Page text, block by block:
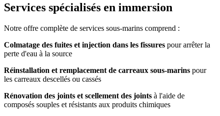
Services spécialisés en immersion
Notre offre complète de services sous-marins comprend :
Colmatage des fuites et injection dans les fissures pour arrêter la
perte d'eau à la source
Réinstallation et remplacement de carreaux sous-marins pour
les carreaux descellés ou cassés
Rénovation des joints et scellement des joints à l'aide de
composés souples et résistants aux produits chimiques